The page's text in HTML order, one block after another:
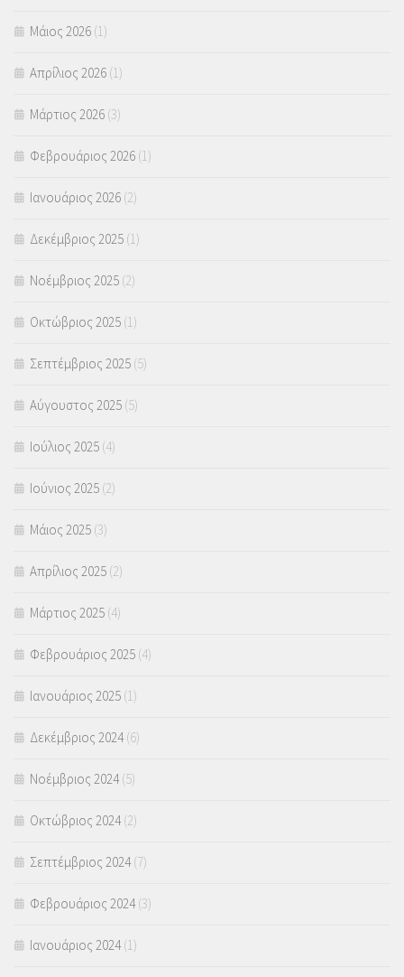
Μάιος 2026 (1)
Απρίλιος 2026 (1)
Μάρτιος 2026 (3)
Φεβρουάριος 2026 (1)
Ιανουάριος 2026 (2)
Δεκέμβριος 2025 (1)
Νοέμβριος 2025 (2)
Οκτώβριος 2025 (1)
Σεπτέμβριος 2025 (5)
Αύγουστος 2025 (5)
Ιούλιος 2025 (4)
Ιούνιος 2025 (2)
Μάιος 2025 (3)
Απρίλιος 2025 (2)
Μάρτιος 2025 (4)
Φεβρουάριος 2025 (4)
Ιανουάριος 2025 (1)
Δεκέμβριος 2024(6)
Νοέμβριος 2024(5)
Οκτώβριος 2024(2)
Σεπτέμβριος 2024(7)
Φεβρουάριος 2024(3)
Ιανουάριος 2024(1)